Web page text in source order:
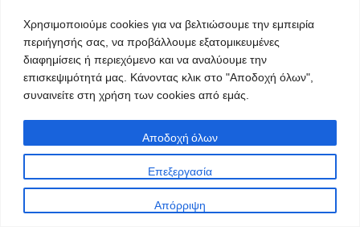
Χρησιμοποιούμε cookies για να βελτιώσουμε την εμπειρία
περιήγησής σας, να προβάλλουμε εξατομικευμένες
διαφημίσεις ή περιεχόμενο και να αναλύουμε την
επισκεψιμότητά μας. Κάνοντας κλικ στο "Αποδοχή όλων",
συναινείτε στη χρήση των cookies από εμάς.
Επεξεργασία
Απόρριψη
Αποδοχή όλων